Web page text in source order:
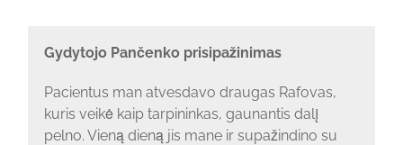
Gydytojo Pančenko prisipažinimas
Pacientus man atvesdavo draugas Rafovas,
kuris veikė kaip tarpininkas, gaunantis dalį
pelno. Vieną dieną jis mane ir supažindino su